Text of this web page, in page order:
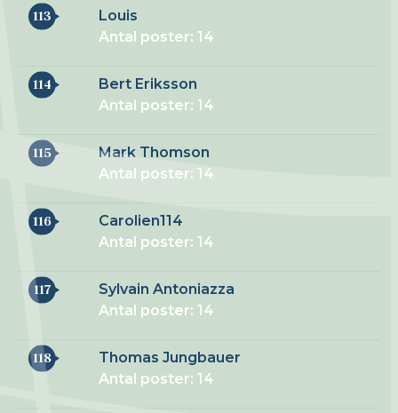
113
Louis
Antal poster: 14
114
Bert Eriksson
Antal poster: 14
115
Mark Thomson
Antal poster: 14
116
Carolien114
Antal poster: 14
117
Sylvain Antoniazza
Antal poster: 14
118
Thomas Jungbauer
Antal poster: 14